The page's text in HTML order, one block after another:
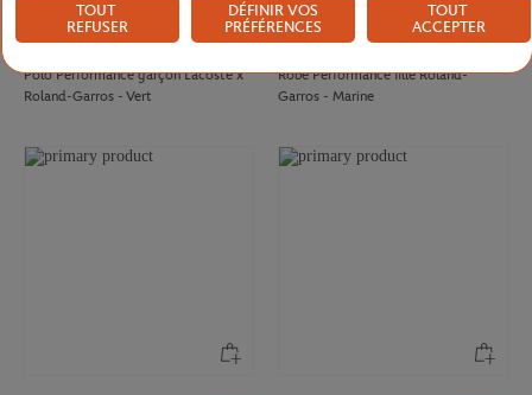
LACOSTE 80,00 €
Polo Performance garçon Lacoste x
Roland-Garros - Vert
ROLAND GARROS 50,00 €
Robe Performance fille Roland-
Garros - Marine
TOUT
REFUSER
DÉFINIR VOS
PRÉFÉRENCES
TOUT
ACCEPTER